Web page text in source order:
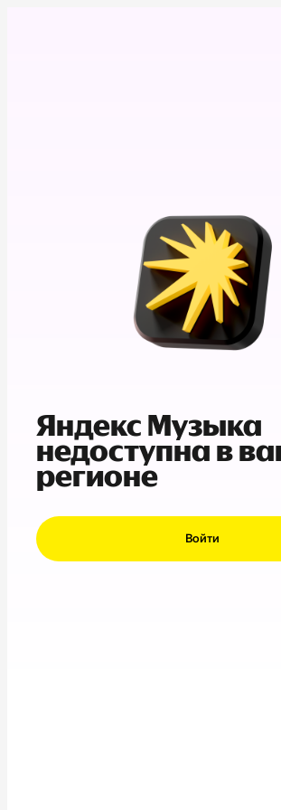
Яндекс Музыка
недоступна в
регионе
Войти